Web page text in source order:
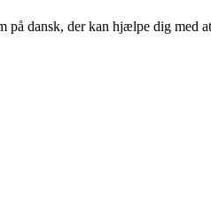
på dansk, der kan hjælpe dig med